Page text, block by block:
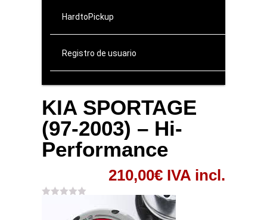
HardtoPickup
Registro de usuario
KIA SPORTAGE
(97-2003) – Hi-
Performance
210,00€ IVA incl.